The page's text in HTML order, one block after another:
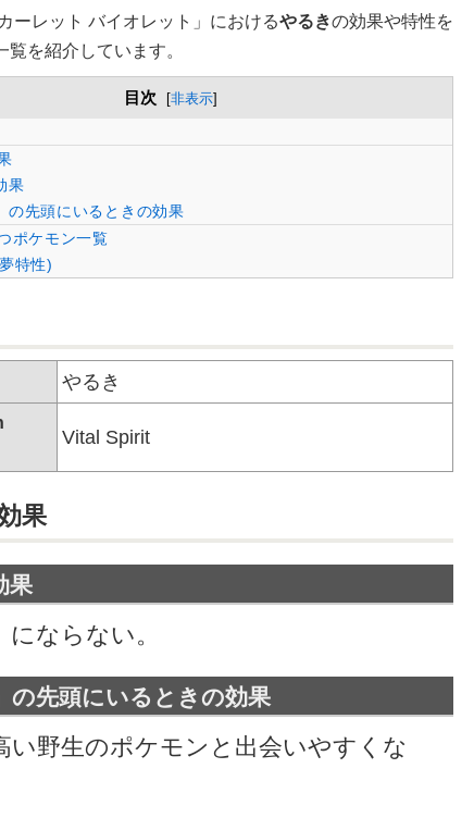
ーレット バイオレット」におけるやるきの効果や特性を
覧を紹介しています。
目次 [非表示]
果
の先頭にいるときの効果
ポケモン一覧
特性)
やるき
Vital Spirit
果
果
にならない。
の先頭にいるときの効果
い野生のポケモンと出会いやすくな